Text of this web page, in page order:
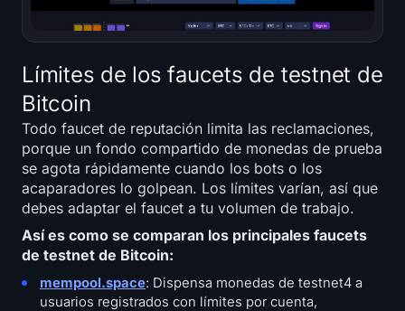
Límites de los faucets de testnet de
Bitcoin
Todo faucet de reputación limita las reclamaciones,
porque un fondo compartido de monedas de prueba
se agota rápidamente cuando los bots o los
acaparadores lo golpean. Los límites varían, así que
debes adaptar el faucet a tu volumen de trabajo.
Así es como se comparan los principales faucets
de testnet de Bitcoin:
mempool.space: Dispensa monedas de testnet4 a
usuarios registrados con límites por cuenta,